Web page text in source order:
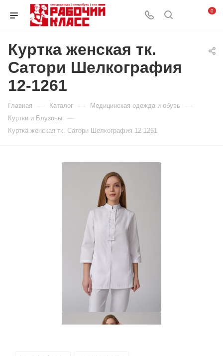
0
Куртка женская тк.
Сатори Шелкография
12-1261
Главная — Каталог — Медицинская одежда и обувь —
Куртки и Блузоны —
Куртка женская тк. Сатори Шелкография 12-1261